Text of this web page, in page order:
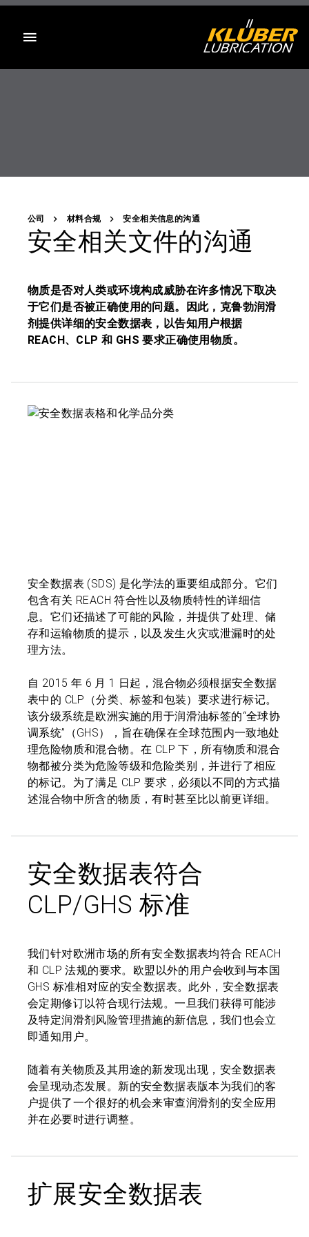
公司 材料合规 安全相关信息的沟通
安全相关文件的沟通
物质是否对人类或环境构成威胁在许多情况下取决
于它们是否被正确使用的问题。因此，克鲁勃润滑
剂提供详细的安全数据表，以告知用户根据
REACH、CLP 和 GHS 要求正确使用物质。
安全数据表 (SDS) 是化学法的重要组成部分。它们
包含有关 REACH 符合性以及物质特性的详细信
息。它们还描述了可能的风险，并提供了处理、储
存和运输物质的提示，以及发生火灾或泄漏时的处
理方法。
自 2015 年 6 月 1 日起，混合物必须根据安全数据
表中的 CLP（分类、标签和包装）要求进行标记。
该分级系统是欧洲实施的用于润滑油标签的“全球协
调系统”（GHS），旨在确保在全球范围内一致地处
理危险物质和混合物。在 CLP 下，所有物质和混合
物都被分类为危险等级和危险类别，并进行了相应
的标记。为了满足 CLP 要求，必须以不同的方式描
述混合物中所含的物质，有时甚至比以前更详细。
安全数据表符合
CLP/GHS 标准
我们针对欧洲市场的所有安全数据表均符合 REACH
和 CLP 法规的要求。欧盟以外的用户会收到与本国
GHS 标准相对应的安全数据表。此外，安全数据表
会定期修订以符合现行法规。一旦我们获得可能涉
及特定润滑剂风险管理措施的新信息，我们也会立
即通知用户。
随着有关物质及其用途的新发现出现，安全数据表
会呈现动态发展。新的安全数据表版本为我们的客
户提供了一个很好的机会来审查润滑剂的安全应用
并在必要时进行调整。
扩展安全数据表